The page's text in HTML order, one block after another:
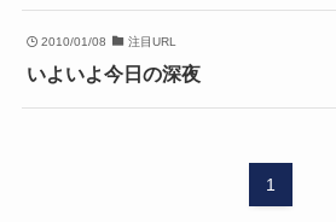
2010/01/08 注目URL
いよいよ今日の深夜
1